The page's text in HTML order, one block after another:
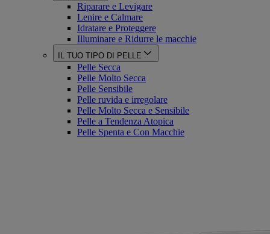
Riparare e Levigare
Lenire e Calmare
Idratare e Proteggere
Illuminare e Ridurre le macchie
IL TUO TIPO DI PELLE
Pelle Secca
Pelle Molto Secca
Pelle Sensibile
Pelle ruvida e irregolare
Pelle Molto Secca e Sensibile
Pelle a Tendenza Atopica
Pelle Spenta e Con Macchie